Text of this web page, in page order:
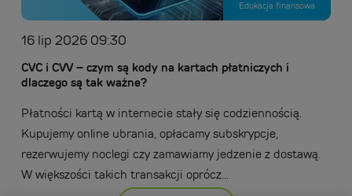
Edukacja finansowa
16 lip 2026 09:30
CVC i CVV – czym są kody na kartach płatniczych i
dlaczego są tak ważne?
Płatności kartą w internecie stały się codziennością.
Kupujemy online ubrania, opłacamy subskrypcje,
rezerwujemy noclegi czy zamawiamy jedzenie z dostawą.
W większości takich transakcji oprócz...